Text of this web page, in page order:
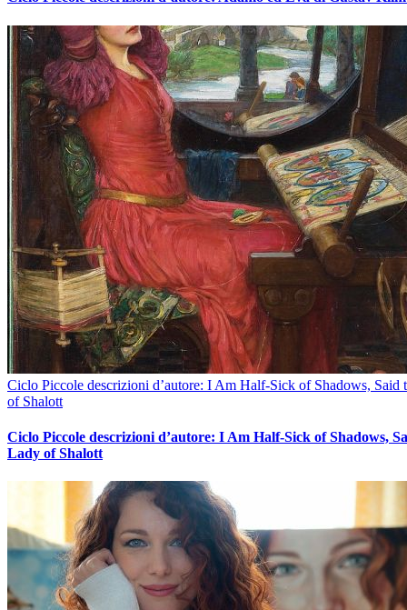
Ciclo Piccole descrizioni d’autore: I Am Half-Sick of Shadows, Said
of Shalott
Ciclo Piccole descrizioni d’autore: I Am Half-Sick of Shadows,
Lady of Shalott